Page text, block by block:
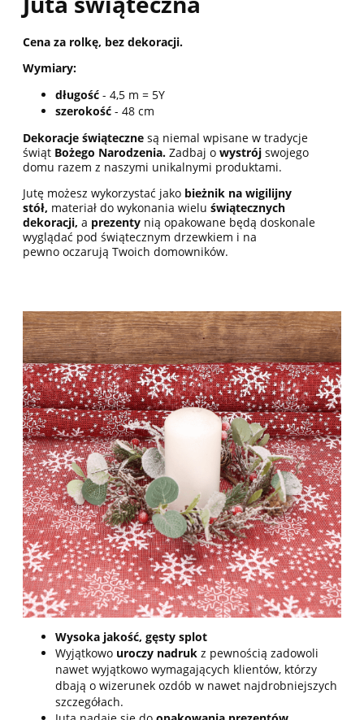
Cena za rolkę, bez dekoracji.
Wymiary:
długość - 4,5 m = 5Y
szerokość - 48 cm
Dekoracje świąteczne są niemal wpisane w tradycje
świąt Bożego Narodzenia. Zadbaj o wystrój swojego
domu razem z naszymi unikalnymi produktami.
Jutę możesz wykorzystać jako bieżnik na wigilijny
stół, materiał do wykonania wielu świątecznych
dekoracji, a prezenty nią opakowane będą doskonale
wyglądać pod świątecznym drzewkiem i na
pewno oczarują Twoich domowników.
Wysoka jakość, gęsty splot
Wyjątkowo uroczy nadruk z pewnością zadowoli
nawet wyjątkowo wymagających klientów, którzy
dbają o wizerunek ozdób w nawet najdrobniejszych
szczegółach.